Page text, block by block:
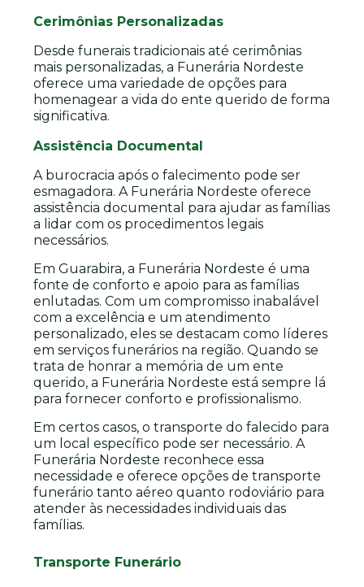
Cerimônias Personalizadas
Desde funerais tradicionais até cerimônias
mais personalizadas, a Funerária Nordeste
oferece uma variedade de opções para
homenagear a vida do ente querido de forma
significativa.
Assistência Documental
A burocracia após o falecimento pode ser
esmagadora. A Funerária Nordeste oferece
assistência documental para ajudar as famílias
a lidar com os procedimentos legais
necessários.
Em Guarabira, a Funerária Nordeste é uma
fonte de conforto e apoio para as famílias
enlutadas. Com um compromisso inabalável
com a excelência e um atendimento
personalizado, eles se destacam como líderes
em serviços funerários na região. Quando se
trata de honrar a memória de um ente
querido, a Funerária Nordeste está sempre lá
para fornecer conforto e profissionalismo.
Em certos casos, o transporte do falecido para
um local específico pode ser necessário. A
Funerária Nordeste reconhece essa
necessidade e oferece opções de transporte
funerário tanto aéreo quanto rodoviário para
atender às necessidades individuais das
famílias.
Transporte Funerário